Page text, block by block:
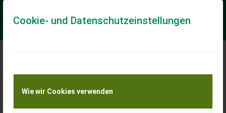
Cookie- und Datenschutzeinstellungen
Wie wir Cookies verwenden
Meine Transportkostenanfrage
Transport von Land- und Baumaschinen –
KEINE Tiertransporte